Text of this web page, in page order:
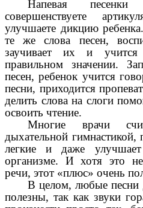
Напевая
совершенствуете
улучшаете дикцию
те же слова песен,
заучивает их и
правильном значении.
песен, ребенок учится
песни, приходится
делить слова на слоги
освоить чтение.
Многие врачи
дыхательной гимнастикой,
легкие и даже
организме. И хотя это
речи, этот «плюс» очень
В целом, любые песни
полезны, так как звуки